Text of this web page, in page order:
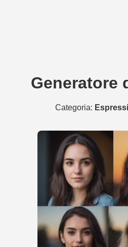
Generatore
Categoria: